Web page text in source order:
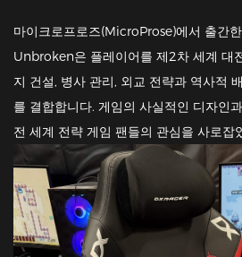
마이크로프로즈(MicroProse)에서 출간
Unbroken은 플레이어를 제2차 세계 대
지 건설, 병사 관리, 외교 전략과 역사적
를 결합합니다. 게임의 사실적인 디자인
전 세계 전략 게임 팬들의 관심을 사로잡